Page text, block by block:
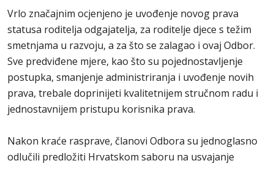
Vrlo značajnim ocjenjeno je uvođenje novog prava
statusa roditelja odgajatelja, za roditelje djece s težim
smetnjama u razvoju, a za što se zalagao i ovaj Odbor.
Sve predviđene mjere, kao što su pojednostavljenje
postupka, smanjenje administriranja i uvođenje novih
prava, trebale doprinijeti kvalitetnijem stručnom radu i
jednostavnijem pristupu korisnika prava.
Nakon kraće rasprave, članovi Odbora su jednoglasno
odlučili predložiti Hrvatskom saboru na usvajanje